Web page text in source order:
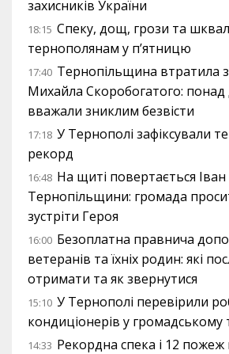
захисників України
18:15 Спеку, дощ, грози та
тернополянам у п’ятницю
17:40 Тернопільщина втратила
Михайла Скоробогатого:
вважали зниклим безвісти
17:18 У Тернополі зафіксували
рекорд
16:48 На щиті повертається
Тернопільщини: громада
зустріти Героя
16:00 Безоплатна правнича
ветеранів та їхніх родин: які
отримати та як звернутися
15:10 У Тернополі перевірили
кондиціонерів у громадському
14:33 Рекордна спека і 12 пожеж